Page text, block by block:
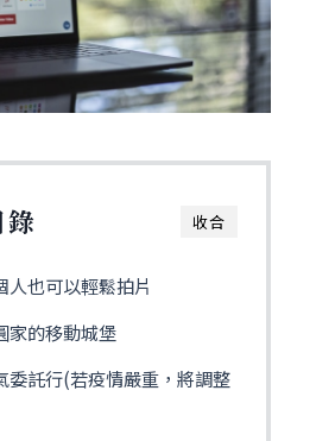
收合
錄
人也可以輕鬆拍片
家的移動城堡
委託行(若疫情嚴重，將調整